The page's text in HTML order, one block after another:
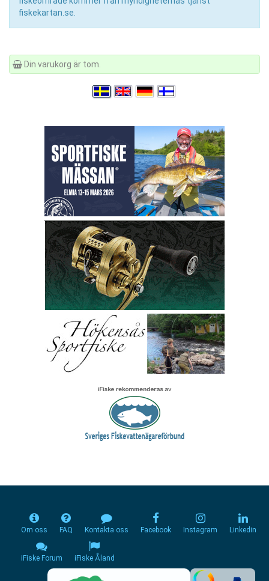
fiskekartan.se.
Din varukorg är tom.
Om oss FAQ Kontakta oss Facebook Instagram Linkedin
iFiske Forum iFiske Åland